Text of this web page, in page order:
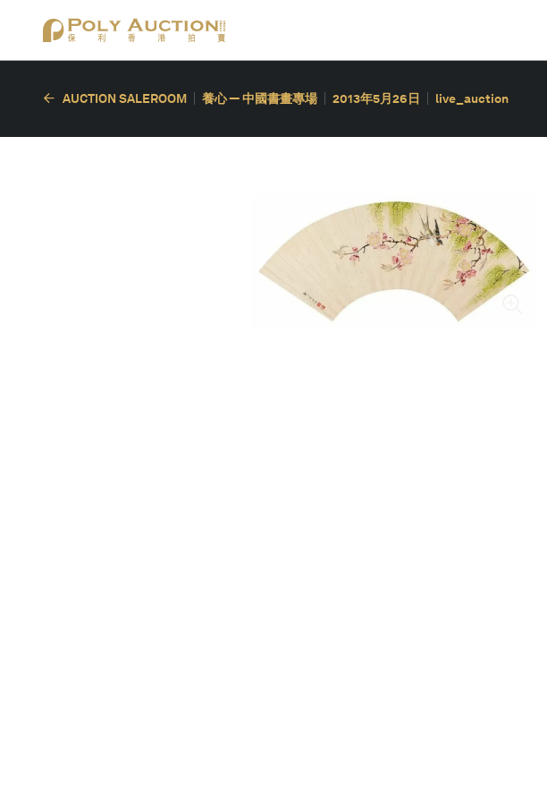
AUCTION SALEROOM 養心 — 中國書畫專場 2013年5月26日 live_auction